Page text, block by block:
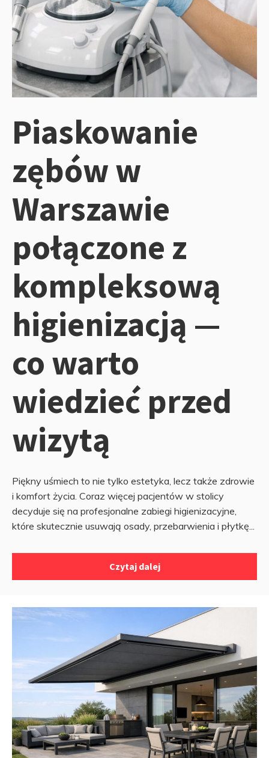
Piaskowanie
zębów w
Warszawie
połączone z
kompleksową
higienizacją —
co warto
wiedzieć przed
wizytą
Piękny uśmiech to nie tylko estetyka, lecz także zdrowie
i komfort życia. Coraz więcej pacjentów w stolicy
decyduje się na profesjonalne zabiegi higienizacyjne,
które skutecznie usuwają osady, przebarwienia i płytkę...
Czytaj dalej